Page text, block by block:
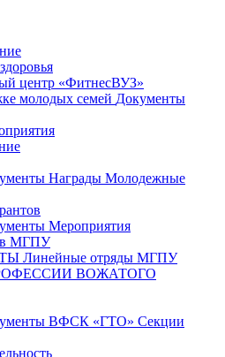
центр «ФитнесВУЗ»
молодых семей Документы
Награды Молодежные
Мероприятия
МГПУ
Линейные отряды МГПУ
ВОЖАТОГО
ВФСК «ГТО» Секции